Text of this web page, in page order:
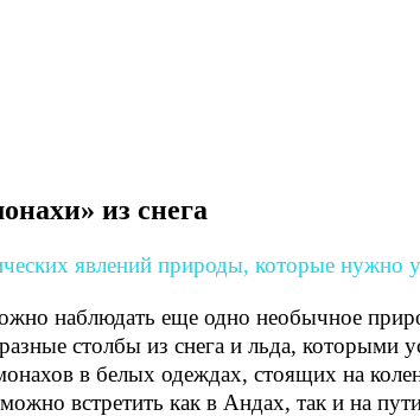
из снега
наблюдать еще одно необычное
столбы из снега и льда, которыми
в белых одеждах, стоящих на
встретить как в Андах, так и на